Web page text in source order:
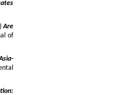
Are
of